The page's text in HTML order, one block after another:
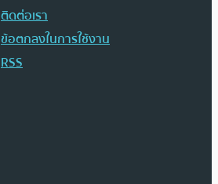
ติดต่อเรา
ข้อตกลงในการใช้งาน
RSS